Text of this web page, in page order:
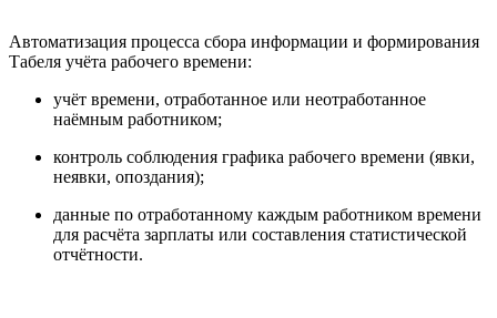
Автоматизация процесса сбора информации и формирования
Табеля учёта рабочего времени:
учёт времени, отработанное или неотработанное
наёмным работником;
контроль соблюдения графика рабочего времени (явки,
неявки, опоздания);
данные по отработанному каждым работником времени
для расчёта зарплаты или составления статистической
отчётности.